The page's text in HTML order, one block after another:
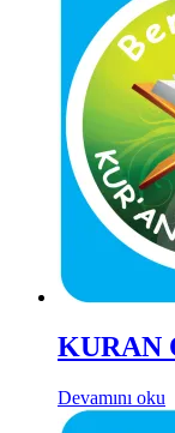
KURAN
Devamını oku